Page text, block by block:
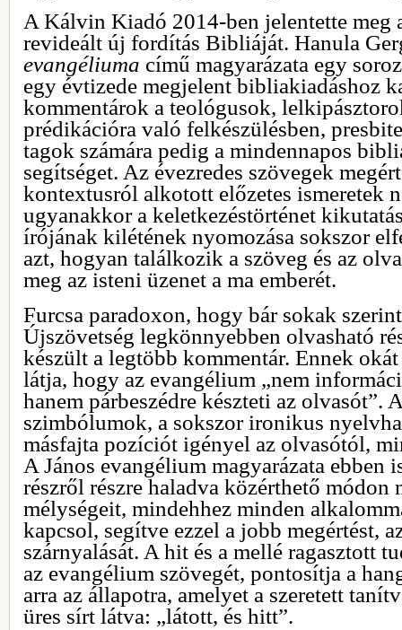
A Kálvin Kiadó 2014-ben jelentette meg
revideált új fordítás Bibliáját. Hanula
evangéliuma című magyarázata egy
egy évtizede megjelent bibliakiadáshoz
kommentárok a teológusok,
prédikációra való felkészülésben,
tagok számára pedig a mindennapos
segítséget. Az évezredes szövegek
kontextusról alkotott előzetes ismeretek
ugyanakkor a keletkezéstörténet
írójának kilétének nyomozása sokszor
azt, hogyan találkozik a szöveg és az
meg az isteni üzenet a ma emberét.
Furcsa paradoxon, hogy bár sokak
Újszövetség legkönnyebben olvasható
készült a legtöbb kommentár. Ennek
látja, hogy az evangélium „nem
hanem párbeszédre készteti az olvasót”.
szimbólumok, a sokszor ironikus
másfajta pozíciót igényel az olvasótól,
A János evangélium magyarázata ebben
részről részre haladva közérthető módon
mélységeit, mindehhez minden
kapcsol, segítve ezzel a jobb megértést,
szárnyalását. A hit és a mellé ragasztott
az evangélium szövegét, pontosítja a
arra az állapotra, amelyet a szeretett
üres sírt látva: „látott, és hitt”.